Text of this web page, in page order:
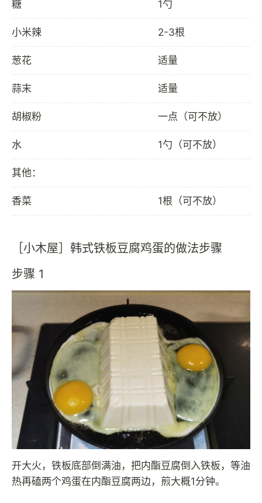
糖 1勺
小米辣 2-3根
葱花 适量
蒜末 适量
胡椒粉 一点（可不放）
水 1勺（可不放）
其他：
香菜 1根（可不放）
［小木屋］韩式铁板豆腐鸡蛋的做法步骤
步骤 1
开大火，铁板底部倒满油，把内酯豆腐倒入铁板，等油
热再磕两个鸡蛋在内酯豆腐两边，煎大概1分钟。